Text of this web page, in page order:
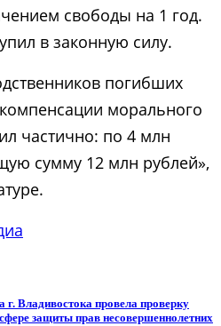
свободы на 1 год.
в законную силу.
погибших
морального
частично: по 4 млн
сумму 12 млн рублей»,
Владивостока провела проверку
защиты прав несовершеннолетних